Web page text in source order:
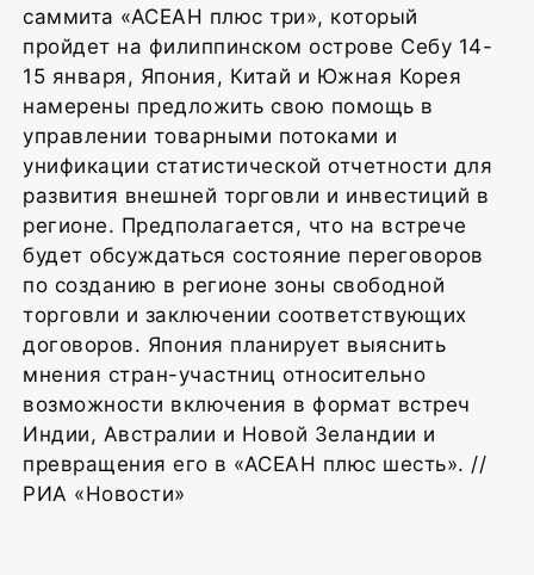
саммита «АСЕАН плюс три», который
пройдет на филиппинском острове Себу 14-
15 января, Япония, Китай и Южная Корея
намерены предложить свою помощь в
управлении товарными потоками и
унификации статистической отчетности для
развития внешней торговли и инвестиций в
регионе. Предполагается, что на встрече
будет обсуждаться состояние переговоров
по созданию в регионе зоны свободной
торговли и заключении соответствующих
договоров. Япония планирует выяснить
мнения стран-участниц относительно
возможности включения в формат встреч
Индии, Австралии и Новой Зеландии и
превращения его в «АСЕАН плюс шесть». //
РИА «Новости»